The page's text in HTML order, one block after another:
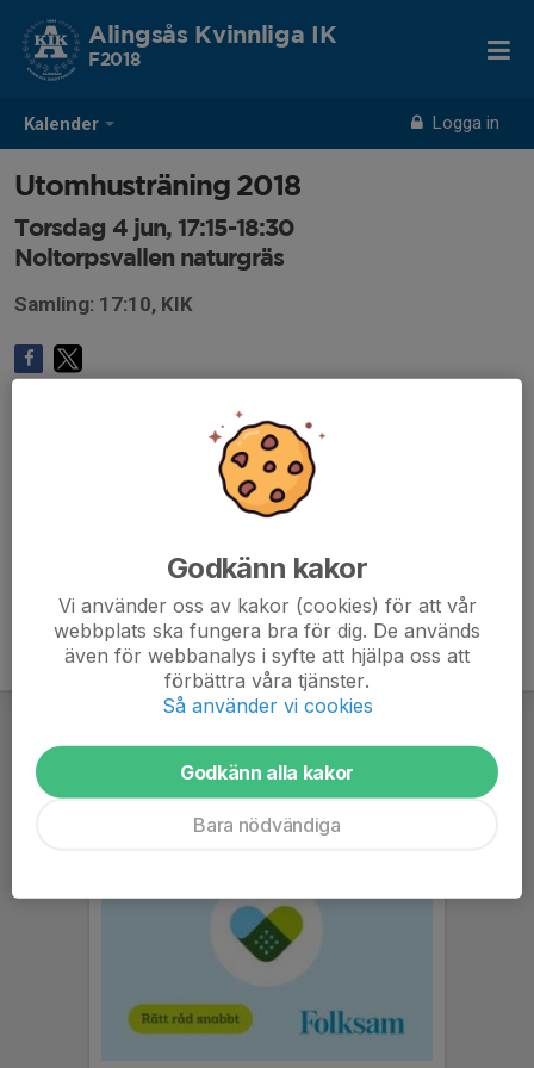
Kalender Logga in
Alingsås Kvinnliga IK
F2018
Utomhusträning 2018
Torsdag 4 jun, 17:15-18:30
Noltorpsvallen naturgräs
Samling: 17:10, KIK
Godkänn kakor
Vi använder oss av kakor (cookies) för att vår
webbplats ska fungera bra för dig. De används
även för webbanalys i syfte att hjälpa oss att
förbättra våra tjänster.
Så använder vi cookies
Godkänn alla kakor
Bara nödvändiga